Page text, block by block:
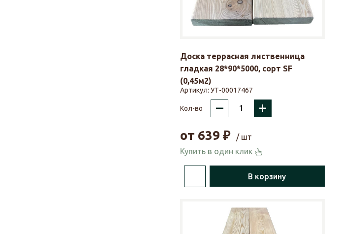
Доска террасная лиственница
гладкая 28*90*5000, сорт SF
(0,45м2)
Артикул: УТ-00017467
Кол-во – +
от 639 ₽
/ шт
Купить в один клик
В корзину